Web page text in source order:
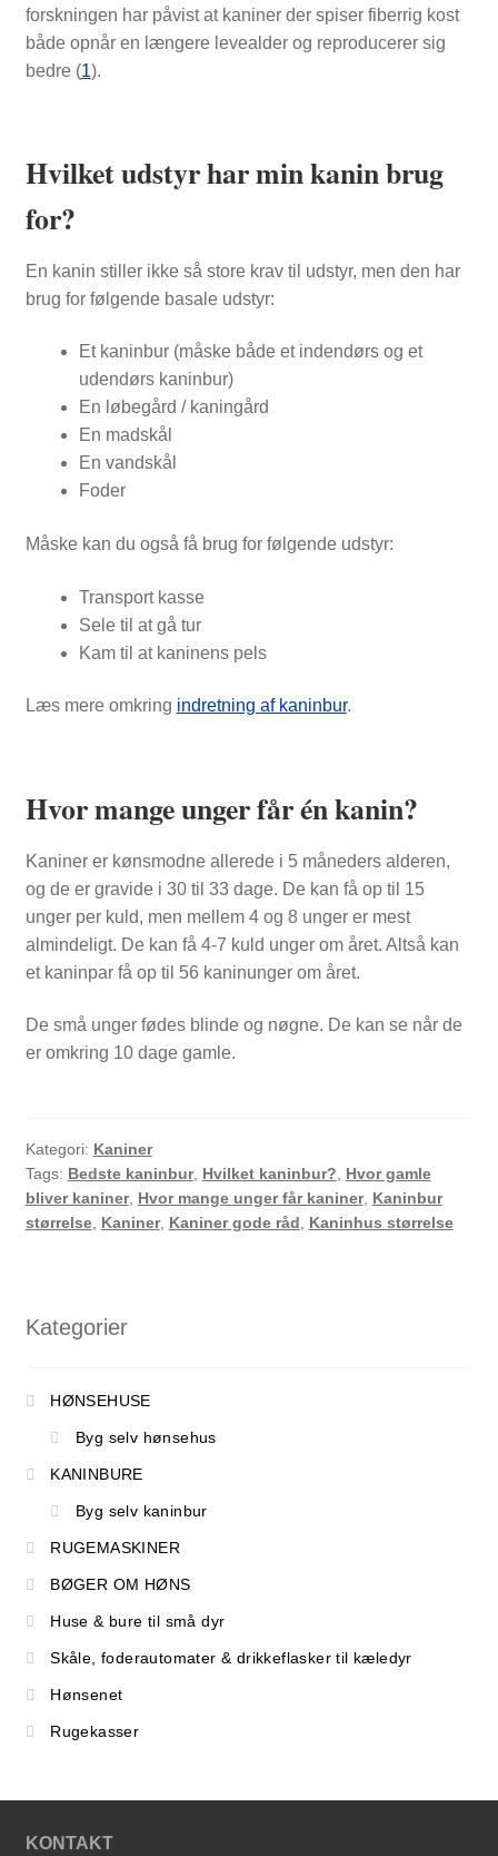
forskningen har påvist at kaniner der spiser fiberrig kost
både opnår en længere levealder og reproducerer sig
bedre (1).
Hvilket udstyr har min kanin brug
for?
En kanin stiller ikke så store krav til udstyr, men den har
brug for følgende basale udstyr:
Et kaninbur (måske både et indendørs og et
udendørs kaninbur)
En løbegård / kaningård
En madskål
En vandskål
Foder
Måske kan du også få brug for følgende udstyr:
Transport kasse
Sele til at gå tur
Kam til at kaninens pels
Læs mere omkring indretning af kaninbur.
Hvor mange unger får én kanin?
Kaniner er kønsmodne allerede i 5 måneders alderen,
og de er gravide i 30 til 33 dage. De kan få op til 15
unger per kuld, men mellem 4 og 8 unger er mest
almindeligt. De kan få 4-7 kuld unger om året. Altså kan
et kaninpar få op til 56 kaninunger om året.
De små unger fødes blinde og nøgne. De kan se når de
er omkring 10 dage gamle.
Kategori: Kaniner
Tags: Bedste kaninbur, Hvilket kaninbur?
Hvor gamle
bliver kaniner, Hvor mange unger får kaniner, Kaninbur
størrelse, Kaniner, Kaniner gode råd Kaninhus størrelse
Kategorier
HØNSEHUSE
Byg selv hønsehus
KANINBURE
Byg selv kaninbur
RUGEMASKINER
BØGER OM HØNS
Huse & bure til små dyr
Skåle, foderautomater & drikkeflasker til kæledyr
Hønsenet
Rugekasser
KONTAKT